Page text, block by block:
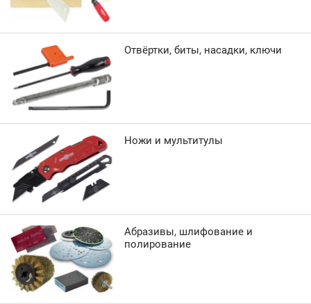
Отвёртки, биты, насадки, ключи
Ножи и мультитулы
Абразивы, шлифование и
полирование